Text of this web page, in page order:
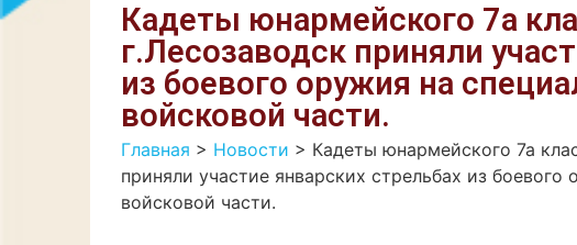
Кадеты юнармейского 7а
г.Лесозаводск приняли
из боевого оружия на
войсковой части.
Главная > Новости > Кадеты юнармейского 7а
приняли участие январских стрельбах из
войсковой части.